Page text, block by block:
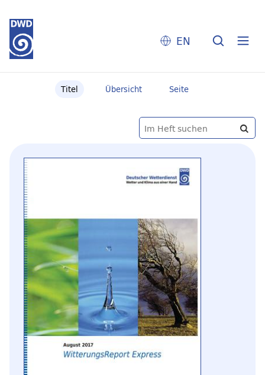
EN
Titel Übersicht Seite